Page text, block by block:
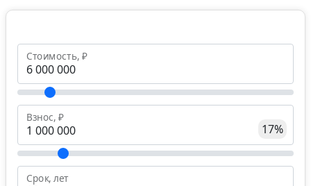
Стоимость, ₽
Взнос, ₽
17%
Срок, лет